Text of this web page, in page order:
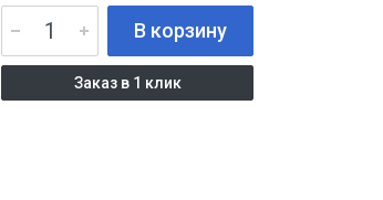
В корзину
Заказ в 1 клик